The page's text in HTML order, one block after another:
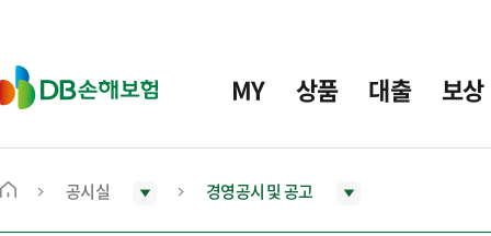
D
B
보
MY 상품 대출 보상
메
공시실 경영공시 및 공고